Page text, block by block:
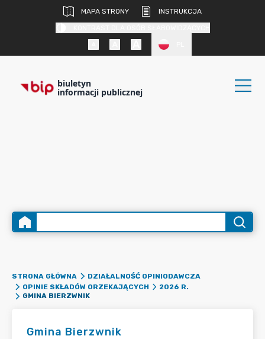
MAPA STRONY
INSTRUKCJA
biuletyn
informacji publicznej
STRONA GŁÓWNA
DZIAŁALNOŚĆ OPINIODAWCZA
OPINIE SKŁADÓW ORZEKAJĄCYCH
2026 R.
GMINA BIERZWNIK
Gmina Bierzwnik